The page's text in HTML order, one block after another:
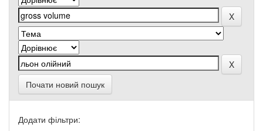
Почати новий пошук
Додати фільтри: